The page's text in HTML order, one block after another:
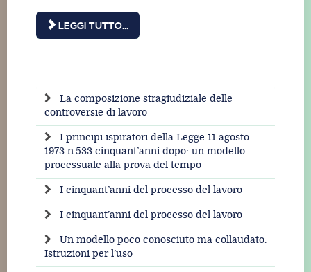
LEGGI TUTTO...
La composizione stragiudiziale delle
controversie di lavoro
I principi ispiratori della Legge 11 agosto
1973 n.533 cinquant’anni dopo: un modello
processuale alla prova del tempo
I cinquant’anni del processo del lavoro
I cinquant’anni del processo del lavoro
Un modello poco conosciuto ma collaudato.
Istruzioni per l’uso